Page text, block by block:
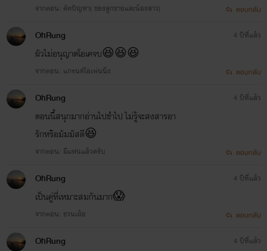
จากตอน: ตัดปัญหา( ของลูกชายและน้องสาว) ตอบกลับ
OhRung
ผัวไม่อนุญาตโอเคจบ😆😆😆
จากตอน: แกรนด์โอเพ่นนิ่ง
4 ปีที่แล้ว
ตอบกลับ
OhRung
ตอนนี้สนุกมากอ่านไปขำไป ไม่รู้จะสงสารอา
รักหรือมัมมัสดี😆
จากตอน: มีแฟนแล้วครับ
4 ปีที่แล้ว
ตอบกลับ
OhRung
เป็นคู่ที่เหมาะสมกันมาก😱
จากตอน: ชวนเฝ้อ
4 ปีที่แล้ว
ตอบกลับ
OhRung 4 ปีที่แล้ว